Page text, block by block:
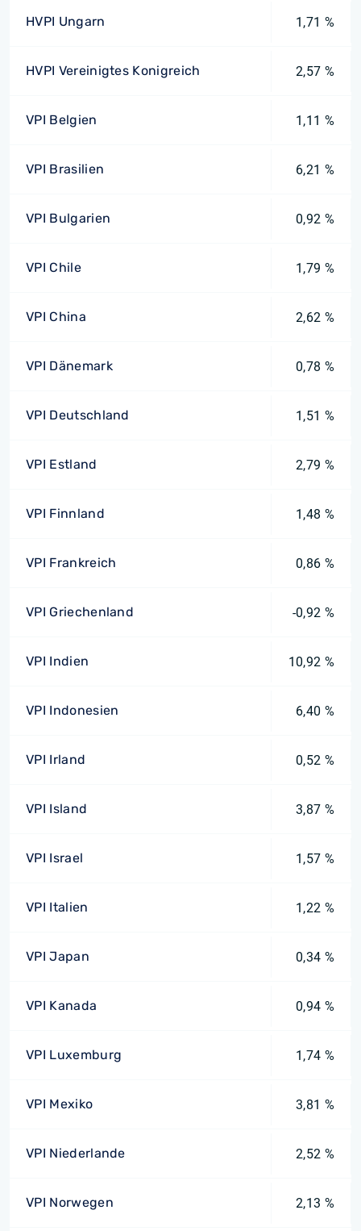
HVPI Ungarn 1,71 %
HVPI Vereinigtes Konigreich 2,57 %
VPI Belgien 1,11 %
VPI Brasilien 6,21 %
VPI Bulgarien 0,92 %
VPI Chile 1,79 %
VPI China 2,62 %
VPI Dänemark 0,78 %
VPI Deutschland 1,51 %
VPI Estland 2,79 %
VPI Finnland 1,48 %
VPI Frankreich 0,86 %
VPI Griechenland -0,92 %
VPI Indien 10,92 %
VPI Indonesien 6,40 %
VPI Irland 0,52 %
VPI Island 3,87 %
VPI Israel 1,57 %
VPI Italien 1,22 %
VPI Japan 0,34 %
VPI Kanada 0,94 %
VPI Luxemburg 1,74 %
VPI Mexiko 3,81 %
VPI Niederlande 2,52 %
VPI Norwegen 2,13 %